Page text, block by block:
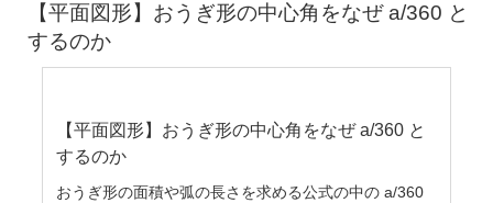
【平面図形】おうぎ形の中心角をなぜ a/360 と
するのか
【平面図形】おうぎ形の中心角をなぜ a/360 と
するのか
おうぎ形の面積や弧の長さを求める公式の中の a/360